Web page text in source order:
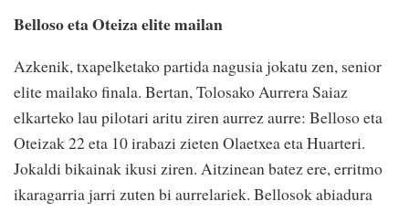
Belloso eta Oteiza elite mailan
Azkenik, txapelketako partida nagusia jokatu zen, senior
elite mailako finala. Bertan, Tolosako Aurrera Saiaz
elkarteko lau pilotari aritu ziren aurrez aurre: Belloso eta
Oteizak 22 eta 10 irabazi zieten Olaetxea eta Huarteri.
Jokaldi bikainak ikusi ziren. Aitzinean batez ere, erritmo
ikaragarria jarri zuten bi aurrelariek. Bellosok abiadura